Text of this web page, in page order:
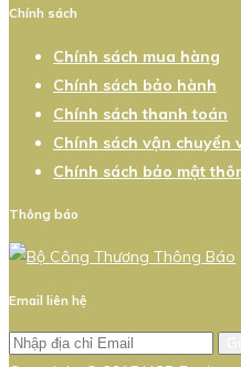
Chính sách
Chính sách mua hàng
Chính sách bảo hành
Chính sách thanh toán
Chính sách vận chuyển
Chính sách bảo mật
Thông báo
Email liên hệ